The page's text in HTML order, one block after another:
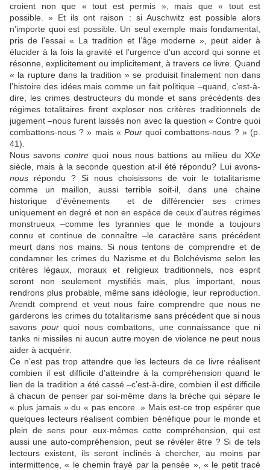
croient non que « tout est permis », mais que « tout est
possible. » Et ils ont raison : si Auschwitz est possible alors
n’importe quoi est possible. Un seul exemple mais fondamental,
pris de l’essai « La tradition et l’âge moderne », peut aider à
élucider à la fois la gravité et l’urgence d’un accord qui sonne et
résonne, explicitement ou implicitement, à travers ce livre. Quand
« la rupture dans la tradition » se produisit finalement non dans
l’histoire des idées mais comme un fait politique –quand, c’est-à-
dire, les crimes destructeurs du monde et sans précédents des
régimes totalitaires firent exploser nos critères traditionnels de
jugement –nous furent laissés non avec la question « Contre quoi
combattons-nous ? » mais « Pour quoi combattons-nous ? » (p.
41).
Nous savons contrequoi nous nous battions au milieu du XXe
siècle, mais à la seconde question at-il été répondu? Lui avons-
nous répondu ? Si nous choisissons de voir le totalitarisme
comme un maillon, aussi terrible soit-il, dans une chaine
historique d’évènements et de différencier ses crimes
uniquement en degré et non en espèce de ceux d’autres régimes
monstrueux –comme les tyrannies que le monde a toujours
connu et continue de connaître –le caractère sans précédent
meurt dans nos mains. Si nous tentons de comprendre et de
condamner les crimes du Nazisme et du Bolchévisme selon les
critères légaux, moraux et religieux traditionnels, nos esprit
seront non seulement mystifiés mais, plus important, nous
rendrons plus probable, même sans idéologie, leur reproduction.
Arendt comprend et veut nous faire comprendre que nous ne
garderons les crimes du totalitarisme sans précédent que si nous
savons pourquoi nous combattons, une connaissance que ni
tanks ni missiles ni aucun autre moyen de violence ne peut nous
aider à acquérir.
Ce n’est pas trop attendre que les lecteurs de ce livre réalisent
combien il est difficile d’atteindre à la compréhension quand le
lien de la tradition a été cassé –c’est-à-dire, combien il est difficile
à chacun de penser par soi-même dans la brèche qui sépare le
« plus jamais » du « pas encore. » Mais est-ce trop espérer que
quelques lecteurs réalisent combien bénéfique pour le monde et
plein de sens pour eux-mêmes cette compréhension, qui est
aussi une auto-compréhension, peut se révéler être ? Si de tels
lecteurs existent, ils seront inclinés à chercher, au moins par
intermittence, « le chemin frayé par la pensée », « le petit tracé